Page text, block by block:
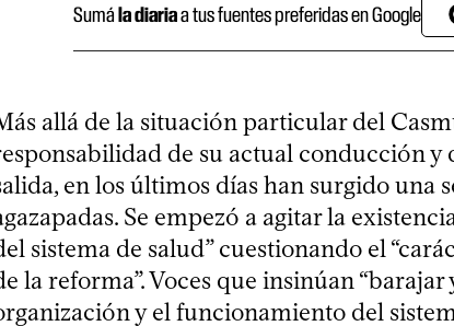
Sumála diariaa tus fuentes preferidas en Google
allá de la situación particular del
de su actual conducción y
en los últimos días han surgido una
Se empezó a agitar la
sistema de salud” cuestionando el
la reforma”. Voces que insinúan “barajar
y el funcionamiento del